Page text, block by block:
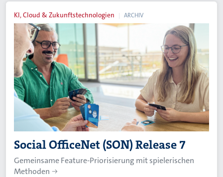
KI, Cloud & Zukunftstechnologien ARCHIV
Social OfficeNet (SON) Release 7
Gemeinsame Feature-Priorisierung mit spielerischen
Methoden